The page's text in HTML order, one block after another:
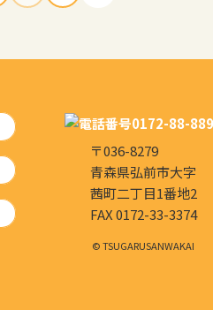
〒036-8279
青森県弘前市大字
茜町二丁目1番地2
FAX 0172-33-3374
© TSUGARUSANWAKAI